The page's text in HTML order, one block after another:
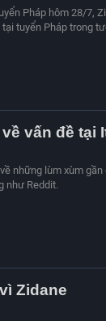
Pháp hôm 28/7,
tuyển Pháp trong
vấn đề tại
những lùm xùm
như Reddit.
Zidane